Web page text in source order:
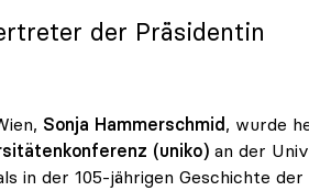
der Präsidentin
Sonja Hammerschmid, wurde
(uniko) an der
in der 105-jährigen Geschichte